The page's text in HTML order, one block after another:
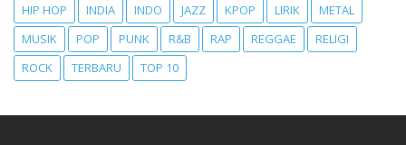
HIP HOP
INDIA INDO JAZZ KPOP LIRIK
METAL
MUSIK
POP PUNK R&B RAP REGGAE
RELIGI
ROCK
TERBARU TOP 10